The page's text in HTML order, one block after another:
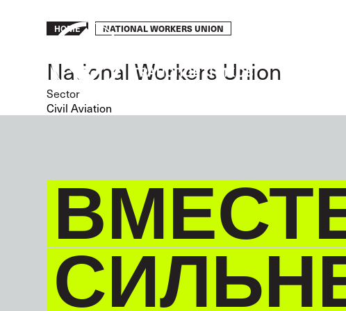
Breadcrumb
HOME NATIONAL WORKERS UNION
National Workers Union
Sector
Civil Aviation